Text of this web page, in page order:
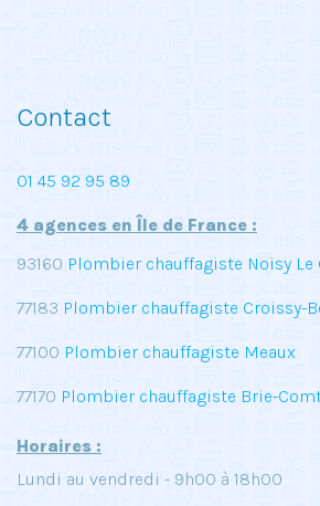
Contact
01 45 92 95 89
4 agences en Île de France :
93160 Plombier chauffagiste Noisy Le
77183 Plombier chauffagiste Croissy-
77100 Plombier chauffagiste Meaux
77170 Plombier chauffagiste Brie-
Horaires :
Lundi au vendredi - 9h00 à 18h00